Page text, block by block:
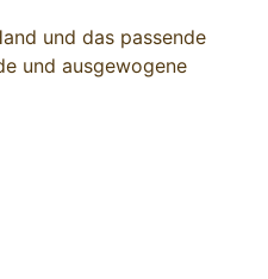
und das passende
und ausgewogene